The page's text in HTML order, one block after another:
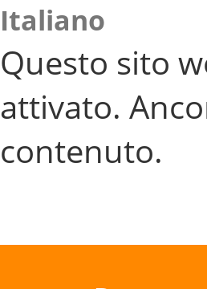
Italiano
Questo sito
attivato.
contenuto.